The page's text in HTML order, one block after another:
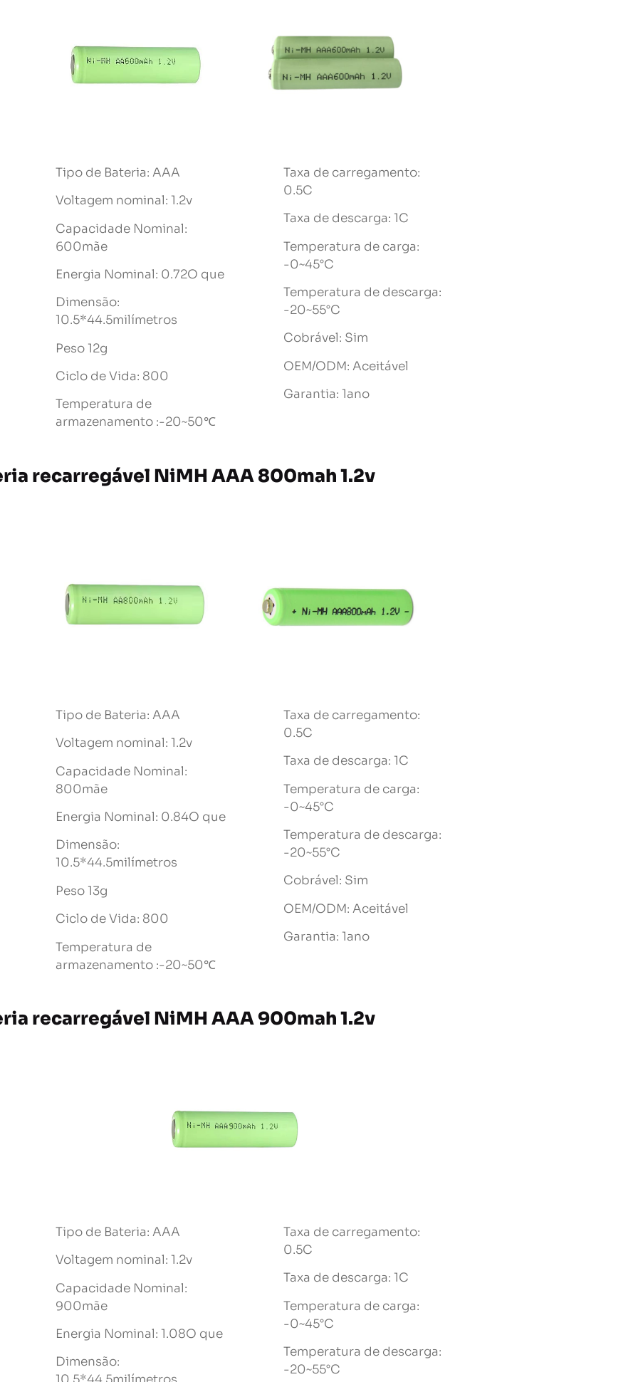
Tipo de Bateria: AAA
Voltagem nominal: 1.2v
Capacidade Nominal:
600mãe
Energia Nominal: 0.72O que
Dimensão:
10.5*44.5milímetros
Peso 12g
Ciclo de Vida: 800
Temperatura de
armazenamento :-20~50℃
Taxa de carregamento:
0.5C
Taxa de descarga: 1C
Temperatura de carga:
-0~45°C
Temperatura de descarga:
-20~55°C
Cobrável: Sim
OEM/ODM: Aceitável
Garantia: 1ano
recarregável NiMH AAA 800mah 1.2v
Tipo de Bateria: AAA
Voltagem nominal: 1.2v
Capacidade Nominal:
800mãe
Energia Nominal: 0.84O que
Dimensão:
10.5*44.5milímetros
Peso 13g
Ciclo de Vida: 800
Temperatura de
armazenamento :-20~50℃
Taxa de carregamento:
0.5C
Taxa de descarga: 1C
Temperatura de carga:
-0~45°C
Temperatura de descarga:
-20~55°C
Cobrável: Sim
OEM/ODM: Aceitável
Garantia: 1ano
recarregável NiMH AAA 900mah 1.2v
Tipo de Bateria: AAA
Voltagem nominal: 1.2v
Capacidade Nominal:
900mãe
Energia Nominal: 1.08O que
Dimensão:
Taxa de carregamento:
0.5C
Taxa de descarga: 1C
Temperatura de carga:
-0~45°C
Temperatura de descarga:
-20~55°C